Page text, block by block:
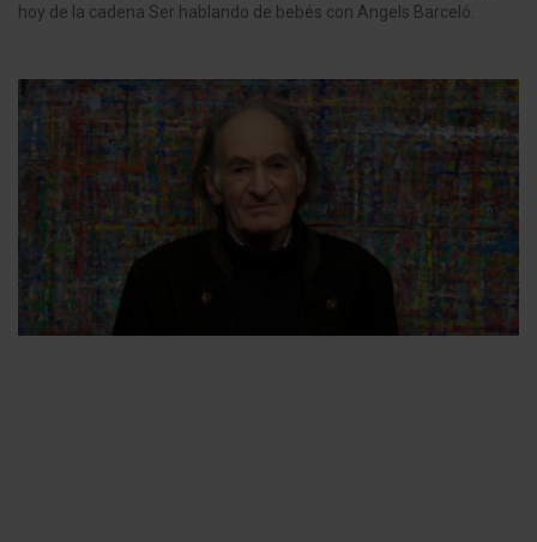
hoy de la cadena Ser hablando de bebés con Angels Barceló.